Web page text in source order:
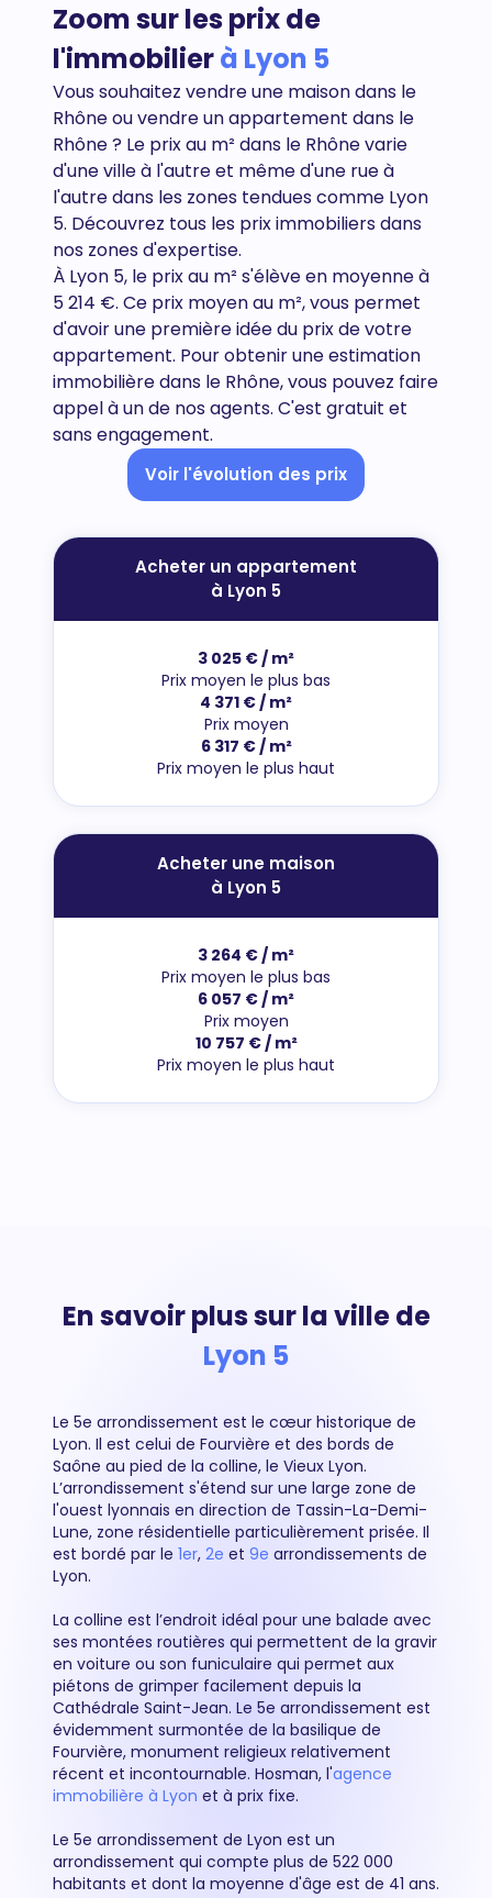
Zoom sur les prix de
l'immobilierà Lyon 5
Vous souhaitez vendre une maison dans le
Rhône ou vendre un appartement dans le
Rhône? Le prix au m² dans le Rhône varie
d'une ville à l'autre et même d'une rue à
l'autre dans les zones tendues comme Lyon
5. Découvrez tous les prix immobiliers dans
nos zones d'expertise.
À Lyon 5, le prix au m² s'élève en moyenne à
5 214 €. Ce prix moyen au m², vous permet
d'avoir une première idée du prix de votre
appartement. Pour obtenir une estimation
immobilière dans le Rhône, vous pouvez faire
appel à un de nos agents. C'est gratuit et
sans engagement.
Voir l'évolution des prix
Acheter un appartement
à Lyon 5
3 025 € / m²
Prix moyen le plus bas
4 371 € / m²
Prix moyen
6 317 € / m²
Prix moyen le plus haut
Acheter une maison
à Lyon 5
3 264 € / m²
Prix moyen le plus bas
6 057 € / m²
Prix moyen
10 757 € / m²
Prix moyen le plus haut
En savoir plus sur la ville de
Lyon 5
Le 5e arrondissement est le cœur historique de
Lyon. Il est celui de Fourvière et des bords de
Saône au pied de la colline, le Vieux Lyon.
L’arrondissement s'étend sur une large zone de
l'ouest lyonnais en direction de Tassin-La-Demi-
Lune, zone résidentielle particulièrement prisée. Il
est bordé par le 1er, 2e et 9e arrondissements de
Lyon.
La colline est l’endroit idéal pour une balade avec
ses montées routières qui permettent de la gravir
en voiture ou son funiculaire qui permet aux
piétons de grimper facilement depuis la
Cathédrale Saint-Jean. Le 5e arrondissement est
évidemment surmontée de la basilique de
Fourvière, monument religieux relativement
récent et incontournable. Hosman, l'agence
immobilière à Lyon et à prix fixe.
Le 5e arrondissement de Lyon est un
arrondissement qui compte plus de 522 000
habitants et dont la moyenne d'âge est de 41 ans.